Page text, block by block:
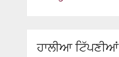
ਹਾਲੀਆ ਟਿੱਪਣੀਆਂ